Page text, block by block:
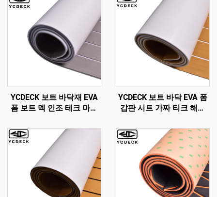
YCDECK 보트 바닥재 EVA
폼 보트 덱 인조 테크 마린
시트, 조나 보트 수영 플랫
폼 헬姆 패드 RV 바닥용
YCDECK 보트 바닥 EVA 폼
갑판 시트 가짜 티크 해양
미끄럼 방지 자기接着제 바
닥재 조나 보트 요트 바닥용